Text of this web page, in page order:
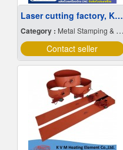
Laser cutting factory, Kanchanaburi
Category : Metal Stamping & Cutting
Contact seller